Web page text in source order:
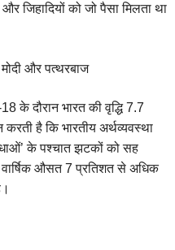
जिहादियों को जो पैसा मिलता था
के दौरान भारत की वृद्धि 7.7
है कि भारतीय अर्थव्‍यवस्‍था
के पश्‍चात झटकों को सह
वार्षिक औसत 7 प्रतिशत से अधिक